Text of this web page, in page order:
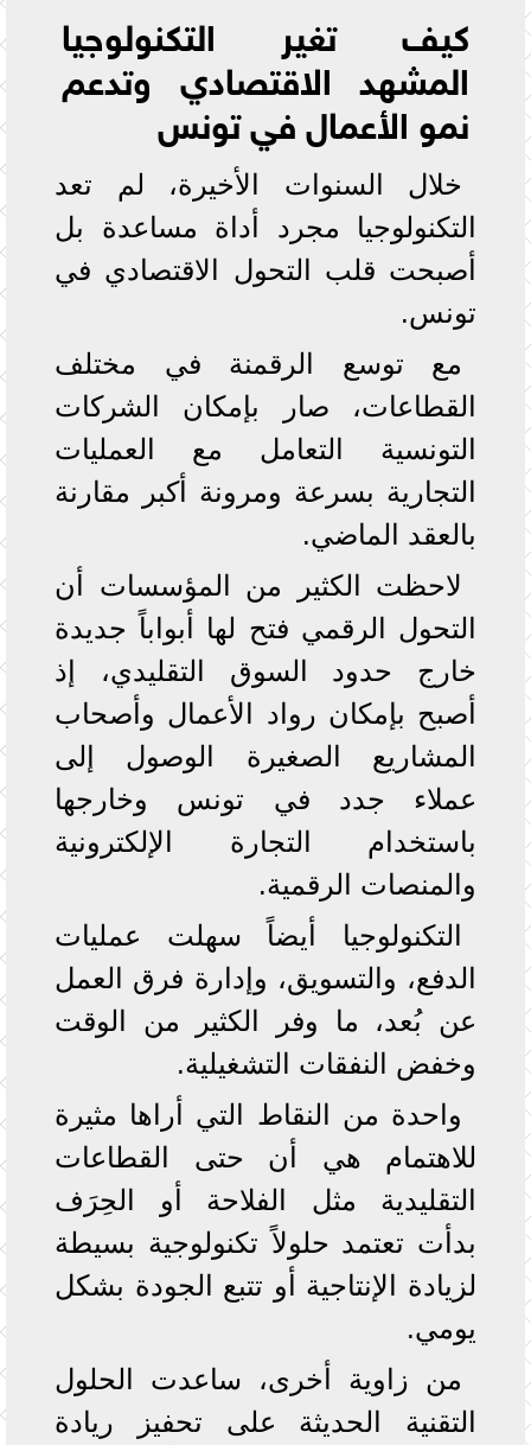
كيف تغير التكنولوجيا
المشهد الاقتصادي وتدعم
نمو الأعمال في تونس
خلال السنوات الأخيرة، لم تعد
التكنولوجيا مجرد أداة مساعدة بل
أصبحت قلب التحول الاقتصادي في
تونس.
مع توسع الرقمنة في مختلف
القطاعات، صار بإمكان الشركات
التونسية التعامل مع العمليات
التجارية بسرعة ومرونة أكبر مقارنة
بالعقد الماضي.
لاحظت الكثير من المؤسسات أن
التحول الرقمي فتح لها أبواباً جديدة
خارج حدود السوق التقليدي، إذ
أصبح بإمكان رواد الأعمال وأصحاب
المشاريع الصغيرة الوصول إلى
عملاء جدد في تونس وخارجها
باستخدام التجارة الإلكترونية
والمنصات الرقمية.
التكنولوجيا أيضاً سهلت عمليات
الدفع، والتسويق، وإدارة فرق العمل
عن بُعد، ما وفر الكثير من الوقت
وخفض النفقات التشغيلية.
واحدة من النقاط التي أراها مثيرة
للاهتمام هي أن حتى القطاعات
التقليدية مثل الفلاحة أو الحِرَف
بدأت تعتمد حلولاً تكنولوجية بسيطة
لزيادة الإنتاجية أو تتبع الجودة بشكل
يومي.
من زاوية أخرى، ساعدت الحلول
التقنية الحديثة على تحفيز ريادة